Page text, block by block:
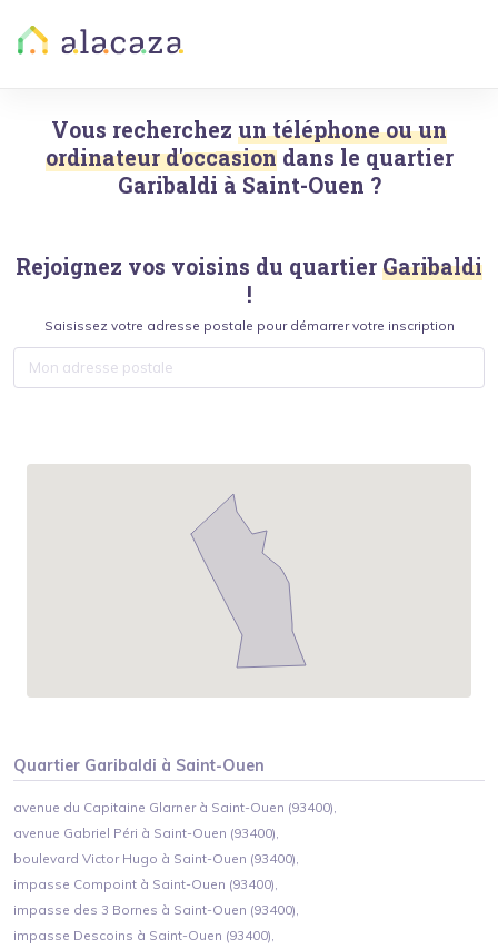
Vous recherchez un téléphone ou un
ordinateur d'occasion dans le quartier
Garibaldi à Saint-Ouen ?
Rejoignez vos voisins du quartier Garibaldi
!
Saisissez votre adresse postale pour démarrer votre inscription
Quartier Garibaldi à Saint-Ouen
avenue du Capitaine Glarner à Saint-Ouen (93400),
avenue Gabriel Péri à Saint-Ouen (93400),
boulevard Victor Hugo à Saint-Ouen (93400),
impasse Compoint à Saint-Ouen (93400),
impasse des 3 Bornes à Saint-Ouen (93400),
impasse Descoins à Saint-Ouen (93400),